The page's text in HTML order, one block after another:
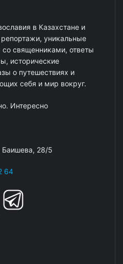
в Казахстане и
уникальные
священниками, ответы
исторические
о путешествиях и
себя и мир вокруг.
Интересно
Баишева, 28/5
64